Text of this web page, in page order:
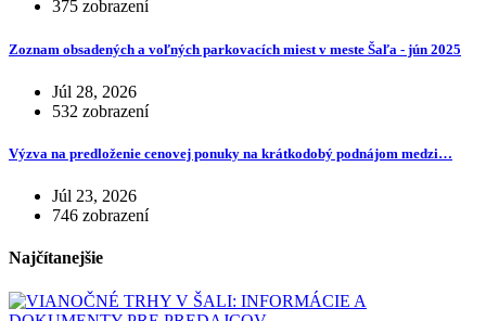
375 zobrazení
Zoznam obsadených a voľných parkovacích miest v meste Šaľa - jún 2025
Júl 28, 2026
532 zobrazení
Výzva na predloženie cenovej ponuky na krátkodobý podnájom medzi…
Júl 23, 2026
746 zobrazení
Najčítanejšie